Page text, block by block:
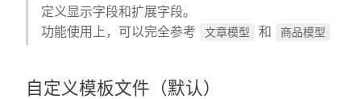
定义显示字段和扩展字段。
功能使用上，可以完全参考
文章模型 和 商品模型
自定义模板文件（默认）